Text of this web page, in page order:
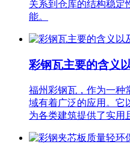
关系到仓库的结构稳定
能。
彩钢瓦主要的含义
福州彩钢瓦，作为一种
域有着广泛的应用。它
为各类建筑提供了实用